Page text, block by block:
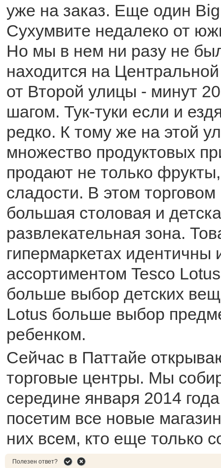
уже на заказ. Еще один
Сухумвите недалеко от
Но мы в нем ни разу не
находится на
от Второй улицы - минут
шагом. Тук-туки если и
редко. К тому же на этой
множество продуктовых
продают не только
сладости. В этом торговом
большая столовая и
развлекательная зона.
гипермаркетах идентичны
ассортиментом Tesco
больше выбор детских
Lotus больше выбор
ребенком.
Сейчас в Паттайе
торговые центры. Мы
середине января 2014
посетим все новые
них всем, кто еще только
Полезен ответ?